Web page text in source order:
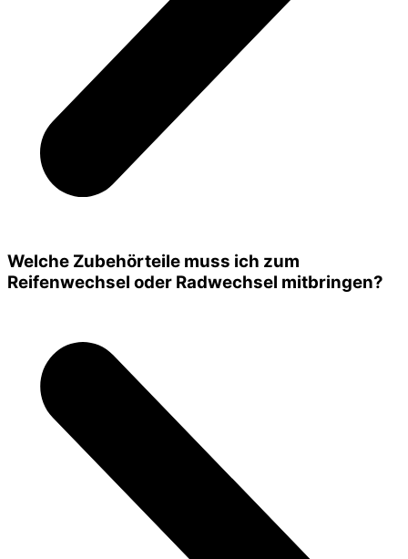
Welche Zubehörteile muss ich zum
Reifenwechsel oder Radwechsel mitbringen?